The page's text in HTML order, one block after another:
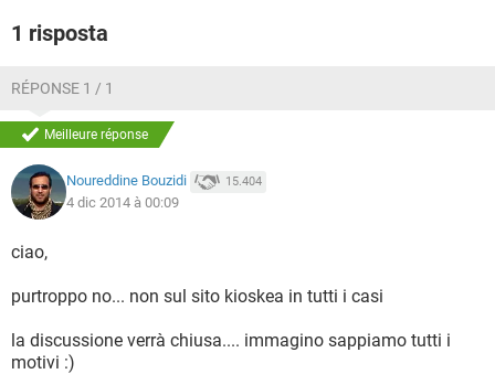
1 risposta
RÉPONSE 1 / 1
Meilleure réponse
Noureddine Bouzidi 15.404
4 dic 2014 à 00:09
ciao,
purtroppo no... non sul sito kioskea in tutti i casi
la discussione verrà chiusa.... immagino sappiamo tutti i
motivi :)